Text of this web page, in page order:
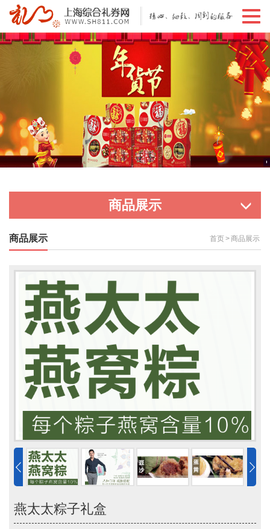
切
导
航
商品展示
商品展示 首页>商品展示
燕太太粽子礼盒